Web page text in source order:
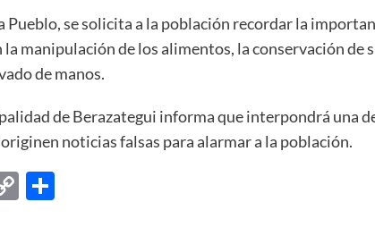
Pueblo, se solicita a la población recordar la
manipulación de los alimentos, la conservación de
de manos.
de Berazategui informa que interpondrá una
noticias falsas para alarmar a la población.
Copy